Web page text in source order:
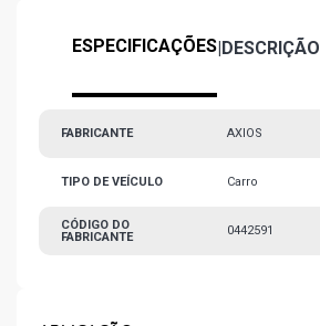
ESPECIFICAÇÕES|DESCRIÇÃO
FABRICANTE AXIOS
TIPO DE VEÍCULO Carro
CÓDIGO DO
FABRICANTE
0442591